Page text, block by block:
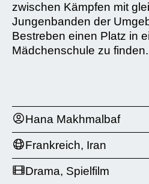
zwischen Kämpfen mit
Jungenbanden der
Bestreben einen Platz in
Mädchenschule zu finden.
Hana Makhmalbaf
Frankreich, Iran
Drama, Spielfilm